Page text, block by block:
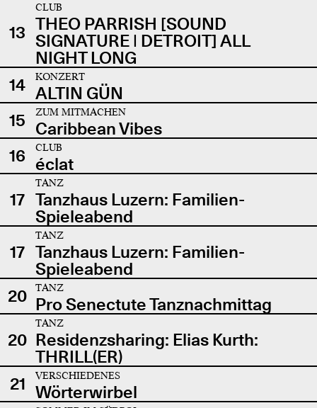
13
CLUB
THEO PARRISH [SOUND
SIGNATURE | DETROIT] ALL
NIGHT LONG
14
KONZERT
ALTIN GÜN
15
ZUM MITMACHEN
Caribbean Vibes
16
CLUB
éclat
17
TANZ
Tanzhaus Luzern: Familien-
Spieleabend
17
TANZ
Tanzhaus Luzern: Familien-
Spieleabend
20
TANZ
Pro Senectute Tanznachmittag
20
TANZ
Residenzsharing: Elias Kurth:
THRILL(ER)
21
VERSCHIEDENES
Wörterwirbel